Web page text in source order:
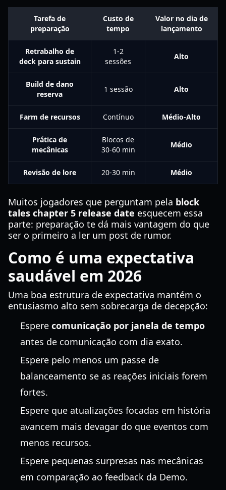
Tarefa de
preparação
Custo de
tempo
Valor no dia de
lançamento
Retrabalho de
deck para sustain
1-2
sessões
Alto
Build de dano
reserva
1 sessão Alto
Farm de recursos Contínuo Médio-Alto
Prática de
mecânicas
Blocos de
30-60 min
Médio
Revisão de lore 20-30 min Médio
Muitos jogadores que perguntam pela block
tales chapter 5 release date esquecem essa
parte: preparação te dá mais vantagem do que
ser o primeiro a ler um post de rumor.
Como é uma expectativa
saudável em 2026
Uma boa estrutura de expectativa mantém o
entusiasmo alto sem sobrecarga de decepção:
Espere comunicação por janela de tempo
antes de comunicação com dia exato.
Espere pelo menos um passe de
balanceamento se as reações iniciais forem
fortes.
Espere que atualizações focadas em história
avancem mais devagar do que eventos com
menos recursos.
Espere pequenas surpresas nas mecânicas
em comparação ao feedback da Demo.